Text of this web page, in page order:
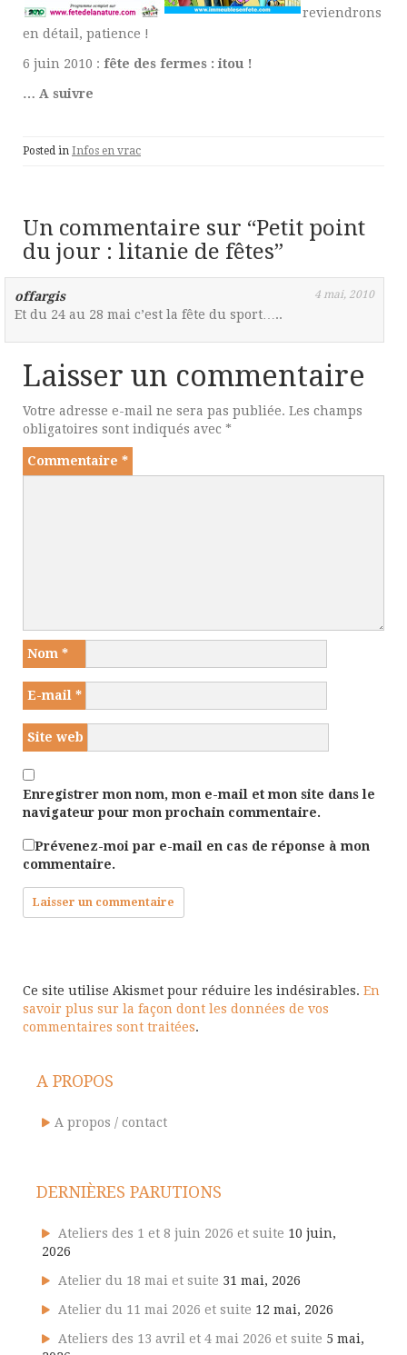
reviendrons
en détail, patience !
6 juin 2010 : fête des fermes : itou !
… A suivre
Posted in Infos en vrac
Un commentaire sur “Petit point
du jour : litanie de fêtes”
offargis 4 mai, 2010
Et du 24 au 28 mai c’est la fête du sport…..
Laisser un commentaire
Votre adresse e-mail ne sera pas publiée. Les champs
obligatoires sont indiqués avec *
Commentaire *
Nom *
E-mail *
Site web
Enregistrer mon nom, mon e-mail et mon site dans le
navigateur pour mon prochain commentaire.
Prévenez-moi par e-mail en cas de réponse à mon
commentaire.
Ce site utilise Akismet pour réduire les indésirables. En
savoir plus sur la façon dont les données de vos
commentaires sont traitées.
A PROPOS
A propos / contact
DERNIÈRES PARUTIONS
Ateliers des 1 et 8 juin 2026 et suite 10 juin,
2026
Atelier du 18 mai et suite 31 mai, 2026
Atelier du 11 mai 2026 et suite 12 mai, 2026
Ateliers des 13 avril et 4 mai 2026 et suite 5 mai,